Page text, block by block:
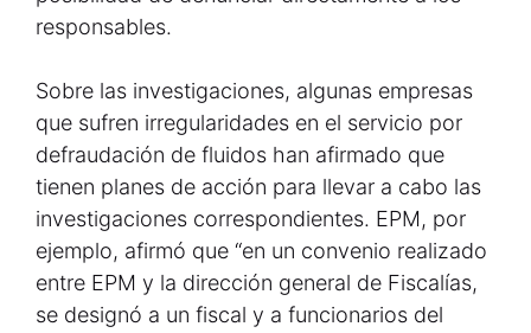
responsables.
Sobre las investigaciones, algunas empresas
que sufren irregularidades en el servicio por
defraudación de fluidos han afirmado que
tienen planes de acción para llevar a cabo las
investigaciones correspondientes. EPM, por
ejemplo, afirmó que “en un convenio realizado
entre EPM y la dirección general de Fiscalías,
se designó a un fiscal y a funcionarios del